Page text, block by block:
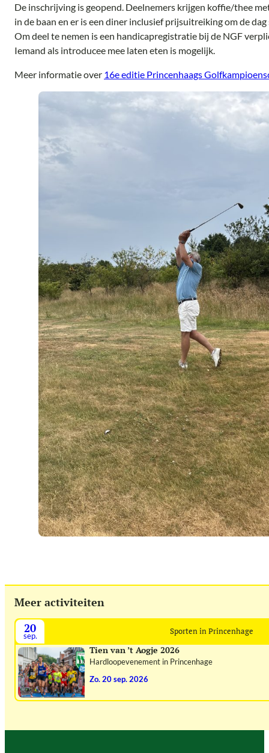
De inschrijving is geopend. Deelnemers krijgen koffie/thee
in de baan en er is een diner inclusief prijsuitreiking om de
Om deel te nemen is een handicapregistratie bij de NGF
Iemand als introducee mee laten eten is mogelijk.
Meer informatie over 16e editie Princenhaags
Meer activiteiten
20
sep. Sporten in Princenhage
Tien van ’t Aogje 2026
Hardloopevenement in Princenhage
zo. 20 sep. 2026